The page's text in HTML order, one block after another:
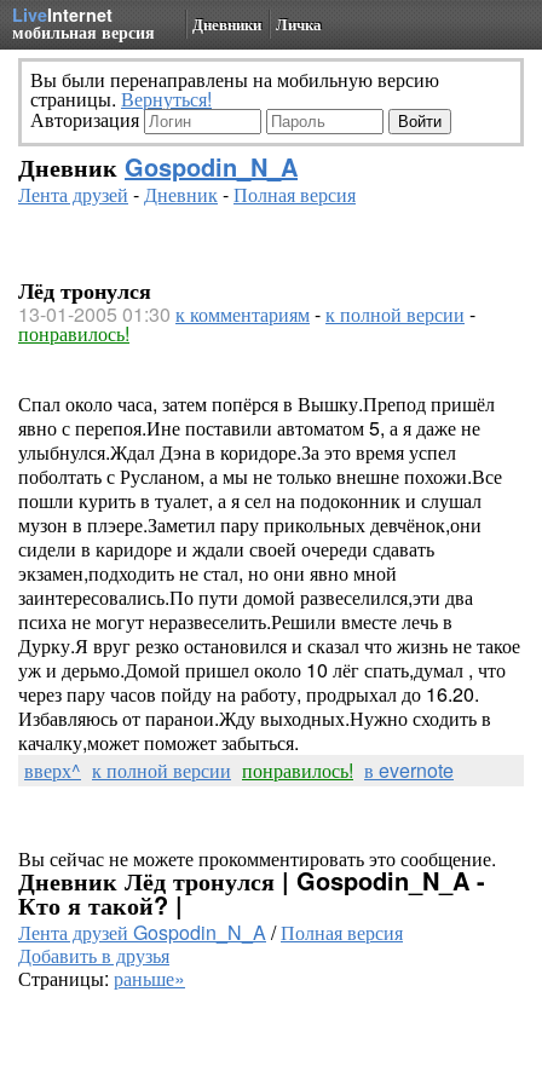
LiveInternet
мобильная версия Дневники Личка
Вы были перенаправлены на мобильную версию
страницы. Вернуться!
Авторизация
Дневник Gospodin_N_A
Лента друзей -Дневник-Полная версия
Лёд тронулся
13-01-2005 01:30 к комментариям-к полной версии -
понравилось!
Спал около часа, затем попёрся в Вышку.Препод пришёл
явно с перепоя.Ине поставили автоматом 5, а я даже не
улыбнулся.Ждал Дэна в коридоре.За это время успел
поболтать с Русланом, а мы не только внешне похожи.Все
пошли курить в туалет, а я сел на подоконник и слушал
музон в плэере.Заметил пару прикольных девчёнок,они
сидели в каридоре и ждали своей очереди сдавать
экзамен,подходить не стал, но они явно мной
заинтересовались.По пути домой развеселился,эти два
психа не могут неразвеселить.Решили вместе лечь в
Дурку.Я вруг резко остановился и сказал что жизнь не такое
уж и дерьмо.Домой пришел около 10 лёг спать,думал , что
через пару часов пойду на работу, продрыхал до 16.20.
Избавляюсь от паранои.Жду выходных.Нужно сходить в
качалку,может поможет забыться.
вверх^ к полной версии понравилось! в evernote
Вы сейчас не можете прокомментировать это сообщение.
Дневник Лёд тронулся | Gospodin_N_A -
Кто я такой? |
Лента друзей Gospodin_N_A/Полная версия
Добавить в друзья
Страницы: раньше»